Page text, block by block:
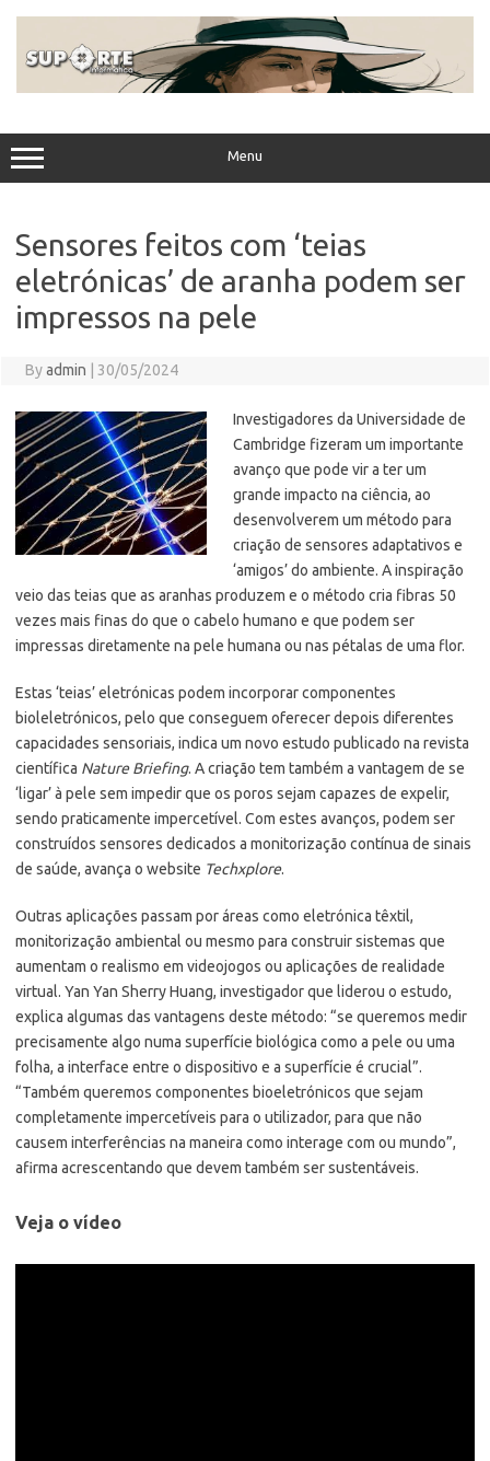
Menu
Sensores feitos com ‘teias
eletrónicas’ de aranha podem ser
impressos na pele
Byadmin 30/05/2024
Investigadores da Universidade de
Cambridge fizeram um importante
avanço que pode vir a ter um
grande impacto na ciência, ao
desenvolverem um método para
criação de sensores adaptativos e
‘amigos’ do ambiente. A inspiração
veio das teias que as aranhas produzem e o método cria fibras 50
vezes mais finas do que o cabelo humano e que podem ser
impressas diretamente na pele humana ou nas pétalas de uma flor.
Estas ‘teias’ eletrónicas podem incorporar componentes
bioleletrónicos, pelo que conseguem oferecer depois diferentes
capacidades sensoriais, indica um novo estudo publicado na revista
científica Nature Briefing. A criação tem também a vantagem de se
‘ligar’ à pele sem impedir que os poros sejam capazes de expelir,
sendo praticamente impercetível. Com estes avanços, podem ser
construídos sensores dedicados a monitorização contínua de sinais
de saúde, avança o website Techxplore.
Outras aplicações passam por áreas como eletrónica têxtil,
monitorização ambiental ou mesmo para construir sistemas que
aumentam o realismo em videojogos ou aplicações de realidade
virtual. Yan Yan Sherry Huang, investigador que liderou o estudo,
explica algumas das vantagens deste método: “se queremos medir
precisamente algo numa superfície biológica como a pele ou uma
folha, a interface entre o dispositivo e a superfície é crucial”.
“Também queremos componentes bioeletrónicos que sejam
completamente impercetíveis para o utilizador, para que não
causem interferências na maneira como interage com ou mundo”,
afirma acrescentando que devem também ser sustentáveis.
Veja o vídeo